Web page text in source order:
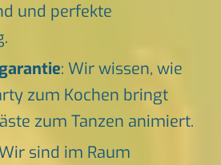
und perfekte
: Wir wissen, wie
zum Kochen bringt
zum Tanzen animiert.
sind im Raum